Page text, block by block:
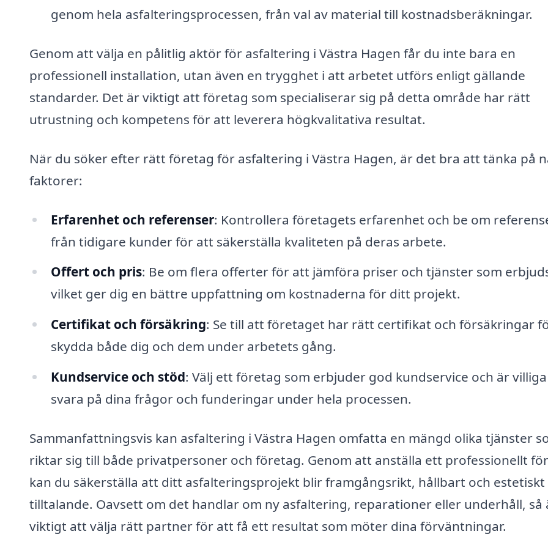
genom hela asfalteringsprocessen, från val av material till kostnadsberäkningar.
Genom att välja en pålitlig aktör för asfaltering i Västra Hagen får du inte bara en
professionell installation, utan även en trygghet i att arbetet utförs enligt gällande
standarder. Det är viktigt att företag som specialiserar sig på detta område har rätt
utrustning och kompetens för att leverera högkvalitativa resultat.
När du söker efter rätt företag för asfaltering i Västra Hagen, är det bra att tänka på
faktorer:
Erfarenhet och referenser: Kontrollera företagets erfarenhet och be om
från tidigare kunder för att säkerställa kvaliteten på deras arbete.
Offert och pris: Be om flera offerter för att jämföra priser och tjänster som
vilket ger dig en bättre uppfattning om kostnaderna för ditt projekt.
Certifikat och försäkring: Se till att företaget har rätt certifikat och försäkringar
skydda både dig och dem under arbetets gång.
Kundservice och stöd: Välj ett företag som erbjuder god kundservice och är
svara på dina frågor och funderingar under hela processen.
Sammanfattningsvis kan asfaltering i Västra Hagen omfatta en mängd olika tjänster
riktar sig till både privatpersoner och företag. Genom att anställa ett professionellt
kan du säkerställa att ditt asfalteringsprojekt blir framgångsrikt, hållbart och estetiskt
tilltalande. Oavsett om det handlar om ny asfaltering, reparationer eller underhåll, så
viktigt att välja rätt partner för att få ett resultat som möter dina förväntningar.